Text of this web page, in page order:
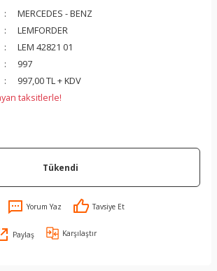
MERCEDES - BENZ
LEMFORDER
LEM 42821 01
997
997,00 TL + KDV
taksitlerle!
Tükendi
Yorum Yaz Tavsiye Et
Paylaş Karşılaştır